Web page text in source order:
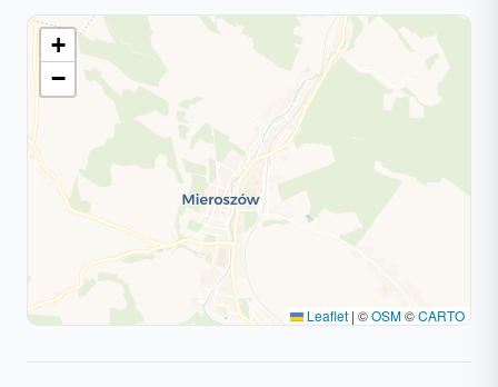
+
−
Leaflet | ©OSM©CARTO